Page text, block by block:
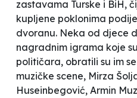
zastavama Turske i BiH,
kupljene poklonima
dvoranu. Neka od djece
nagradnim igrama koje
političara, obratili su im
muzičke scene, Mirza
Huseinbegović, Armin